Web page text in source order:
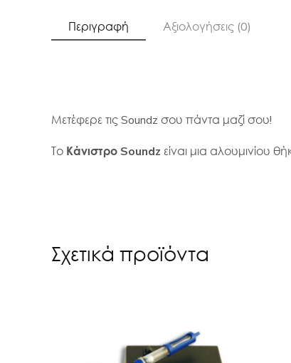
Περιγραφή Αξιολογήσεις (0)
Μετέφερε τις Soundz σου πάντα μαζί σου!
Το Κάνιστρο Soundz είναι μια αλουμινίου
Σχετικά προϊόντα